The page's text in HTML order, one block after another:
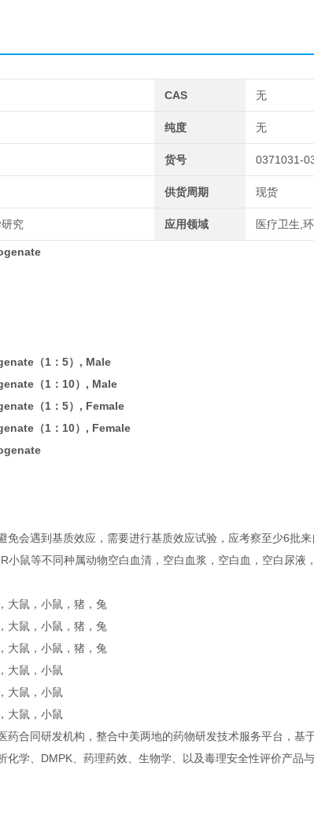
CAS 无
纯度 无
货号 0371031-
供货周期 现货
究 应用领域 医疗卫生,
（1：5）, Male
（1：10）, Male
（1：5）, Female
（1：10）, Female
免会遇到基质效应，需要进行基质效应试验，应考察至少6批
小鼠等不同种属动物空白血清，空白血浆，空白血，空白尿液
大鼠，小鼠，猪，兔
大鼠，小鼠，猪，兔
大鼠，小鼠，猪，兔
大鼠，小鼠
大鼠，小鼠
大鼠，小鼠
药合同研发机构，整合中美两地的药物研发技术服务平台，基
学、DMPK、药理药效、生物学、以及毒理安全性评价产品与